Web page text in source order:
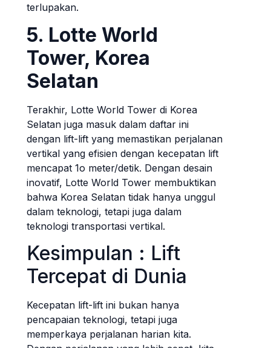
terlupakan.
5. Lotte World
Tower, Korea
Selatan
Terakhir, Lotte World Tower di Korea
Selatan juga masuk dalam daftar ini
dengan lift-lift yang memastikan perjalanan
vertikal yang efisien dengan kecepatan lift
mencapat 1o meter/detik. Dengan desain
inovatif, Lotte World Tower membuktikan
bahwa Korea Selatan tidak hanya unggul
dalam teknologi, tetapi juga dalam
teknologi transportasi vertikal.
Kesimpulan : Lift
Tercepat di Dunia
Kecepatan lift-lift ini bukan hanya
pencapaian teknologi, tetapi juga
memperkaya perjalanan harian kita.